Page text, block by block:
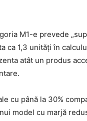
M1-e prevede
ca 1,3 unități în
atât un produs
cu până la 30%
model cu marjă